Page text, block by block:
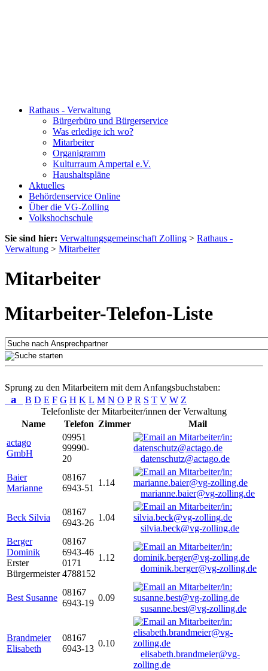
Rathaus - Verwaltung
Bürgerbüro und Bürgerservice
Was erledige ich wo?
Mitarbeiter
Organigramm
Kulturraum Ampertal e.V.
Haushaltspläne
Aktuelles
Behördenservice Online
Über die VG-Zolling
Volkshochschule
Sie sind hier: Verwaltungsgemeinschaft Zolling > Rathaus -
Verwaltung > Mitarbeiter
Mitarbeiter
Mitarbeiter-Telefon-Liste
Sprung zu den Mitarbeitern mit dem Anfangsbuchstaben:
a B D E F G H K L M N O P R S T V W Z
Telefonliste der Mitarbeiter/innen der Verwaltung
Name
Telefon Zimmer
Mail
actago
GmbH
09951
99990-
20
datenschutz@actago.de
Baier
Marianne
08167
6943-51
1.14
marianne.baier@vg-zolling.de
Beck Silvia
08167
6943-26
1.04
silvia.beck@vg-zolling.de
Berger
Dominik
Erster
Bürgermeister
08167
6943-46
0171
4788152
1.12
dominik.berger@vg-zolling.de
Best Susanne
08167
6943-19
0.09
susanne.best@vg-zolling.de
Brandmeier
Elisabeth
08167
6943-13
0.10
elisabeth.brandmeier@vg-
zolling.de